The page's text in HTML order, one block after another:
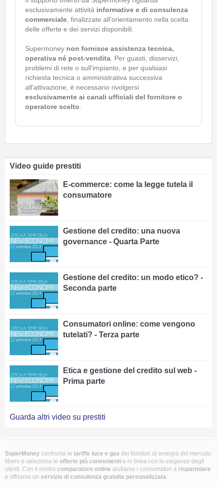
esclusivamente attività informative e di consulenza
commerciale , finalizzate all’orientamento nella scelta
delle offerte e dei servizi disponibili.
Supermoney non fornisce assistenza tecnica,
operativa né post-vendita . Per guasti, disservizi,
problemi di rete o sull’impianto, e per qualsiasi
richiesta tecnica o amministrativa successiva
all’attivazione, è necessario rivolgersi
esclusivamente ai canali ufficiali del fornitore o
operatore scelto
Video guide prestiti
E-commerce: come la legge tutela il
consumatore
Gestione del credito: una nuova
governance - Quarta Parte
Gestione del credito: un modo etico? -
Seconda parte
Consumatori online: come vengono
tutelati? - Terza parte
Etica e gestione del credito sul web -
Prima parte
Guarda altri video su prestiti
SuperMoney confronta le tariffe luce e gas dei fornitori di energia del mercato
libero e seleziona le offerte più convenienti e in linea con le esigenze degli
utenti. Con il nostro comparatore online aiutiamo i consumatori a risparmiare
e offriamo un servizio di consulenza gratuita personalizzata.